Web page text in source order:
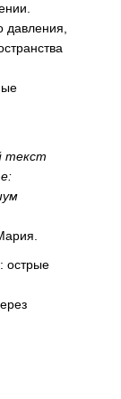
давления,
текст
острые